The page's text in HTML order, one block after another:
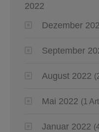
2022
Dezember
September
August 2022
Mai 2022 (1
Januar 2022